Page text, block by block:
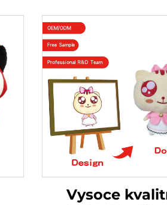
Vysoce